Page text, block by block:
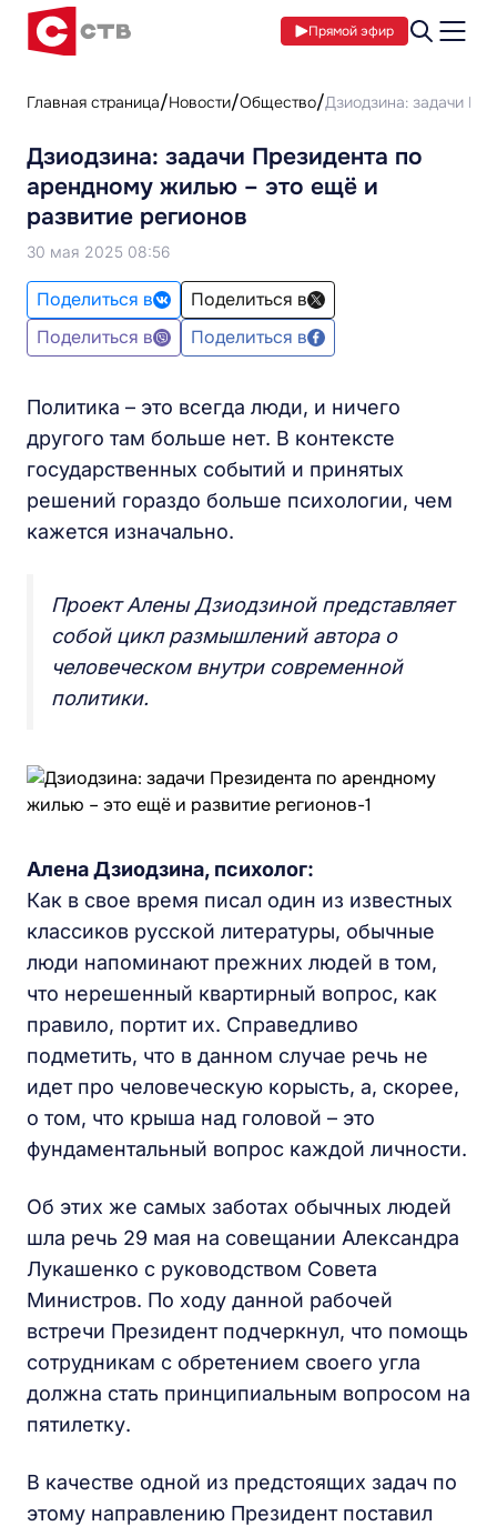
Прямой эфир
Главная страница Новости Общество Дзиодзина: задачи
Дзиодзина: задачи Президента по
арендному жилью – это ещё и
развитие регионов
30 мая 2025 08:56
Поделиться в
Поделиться в
Поделиться в
Поделиться в
Политика – это всегда люди, и ничего
другого там больше нет. В контексте
государственных событий и принятых
решений гораздо больше психологии, чем
кажется изначально.
Проект Алены Дзиодзиной представляет
собой цикл размышлений автора о
человеческом внутри современной
политики.
Алена Дзиодзина, психолог:
Как в свое время писал один из известных
классиков русской литературы, обычные
люди напоминают прежних людей в том,
что нерешенный квартирный вопрос, как
правило, портит их. Справедливо
подметить, что в данном случае речь не
идет про человеческую корысть, а, скорее,
о том, что крыша над головой – это
фундаментальный вопрос каждой личности.
Об этих же самых заботах обычных людей
шла речь 29 мая на совещании Александра
Лукашенко с руководством Совета
Министров. По ходу данной рабочей
встречи Президент подчеркнул, что помощь
сотрудникам с обретением своего угла
должна стать принципиальным вопросом на
пятилетку.
В качестве одной из предстоящих задач по
этому направлению Президент поставил